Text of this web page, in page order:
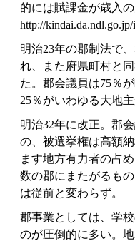
的には賦課金が歳入
http://
明治23年の郡制法で
れ、また府県町村と
た。郡会議員は75％
25％がいわゆる大地
明治32年に改正。郡
の、被選挙権は高額
ます地方有力者の占
数の郡にまたがるも
は従前と変わらず。
郡事業としては、学
のが圧倒的に多い。